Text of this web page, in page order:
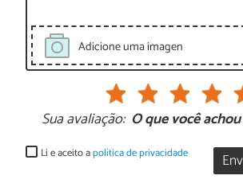
Adicione uma imagen
Sua avaliação: O que você
Li e aceito apolítica de privacidade